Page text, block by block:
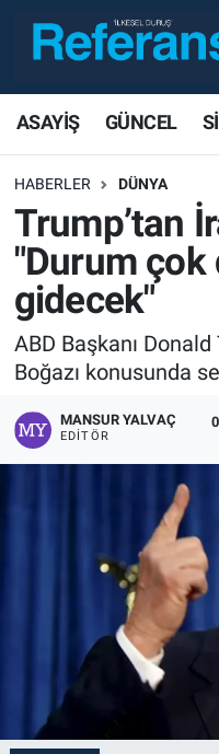
ASAYİŞ GÜNCEL
HABERLER DÜNYA
Trump’tan
"Durum
gidecek"
ABD Başkanı
Boğazı konusunda
MANSUR YALVAÇ
EDITÖR